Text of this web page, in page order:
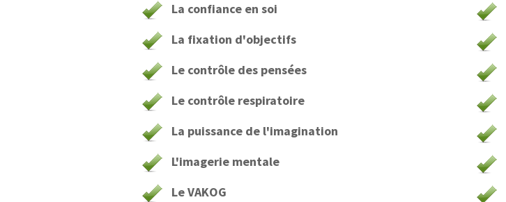
La confiance en soi
La fixation d'objectifs
Le contrôle des pensées
Le contrôle respiratoire
La puissance de l'imagination
L'imagerie mentale
Le VAKOG